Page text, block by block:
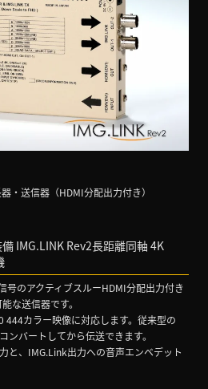
・送信器（HDMI分配出力付き）
IMG.LINK Rev2長距離同軸 4K
号のアクティブスルーHDMI分配出力付き
な送信器です。
444カラー映像に対応します。従来型の
ンバートしてから伝送できます。
と、IMG.Link出力への音声エンベデット